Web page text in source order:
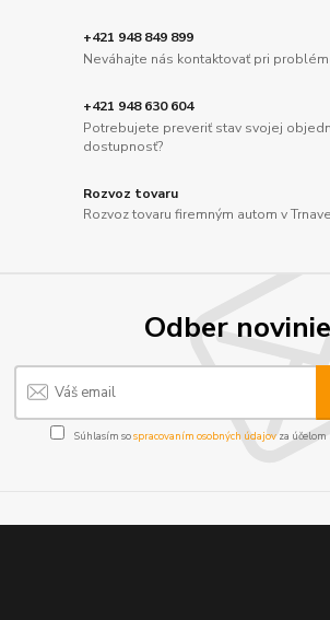
+421 948 849 899
Neváhajte nás kontaktovať pri
+421 948 630 604
Potrebujete preveriť stav svojej
dostupnosť?
Rozvoz tovaru
Rozvoz tovaru firemným autom v
Odber
Súhlasím sospracovaním osobných údajov za